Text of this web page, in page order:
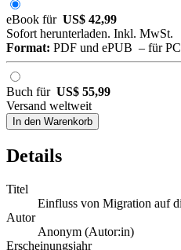
eBook für US$ 42,99
Sofort herunterladen. Inkl. MwSt.
Format: PDF und ePUB – für
Buch für US$ 55,99
Versand weltweit
In den Warenkorb
Details
Titel
Einfluss von Migration auf
Autor
Anonym (Autor:in)
Erscheinungsjahr